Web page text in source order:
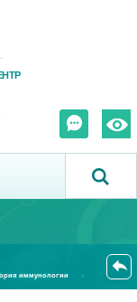
иммунологии